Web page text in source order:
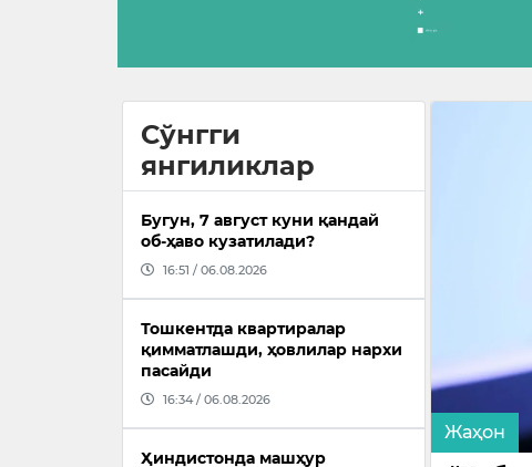
Сўнгги
янгиликлар
Бугун, 7 август куни қандай
об-ҳаво кузатилади?
16:51 / 06.08.2026
Тошкентда квартиралар
қимматлашди, ҳовлилар нархи
пасайди
16:34 / 06.08.2026
Ҳиндистонда машҳур
Жаҳон